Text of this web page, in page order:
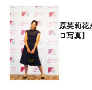
原英莉花
ロ写真】